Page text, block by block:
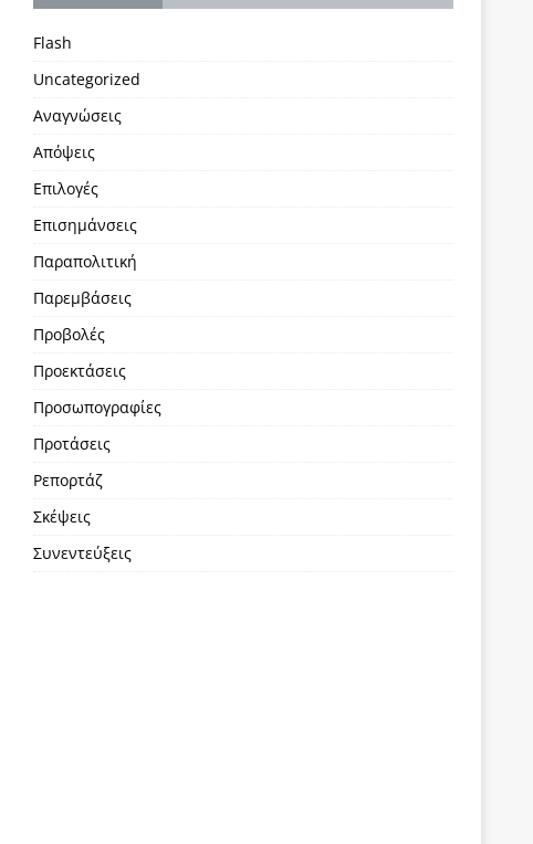
Flash
Uncategorized
Αναγνώσεις
Απόψεις
Επιλογές
Επισημάνσεις
Παραπολιτική
Παρεμβάσεις
Προβολές
Προεκτάσεις
Προσωπογραφίες
Προτάσεις
Ρεπορτάζ
Σκέψεις
Συνεντεύξεις